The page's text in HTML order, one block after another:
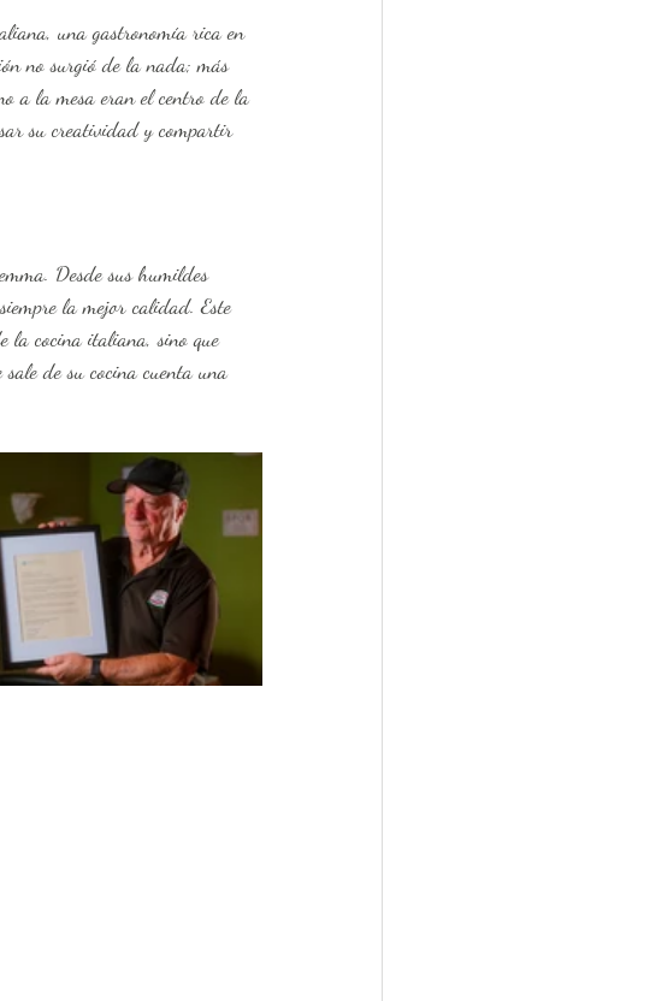
no surgió de la nada; más
a la mesa eran el centro de la
su creatividad y compartir
la mejor calidad. Este
la cocina italiana, sino que
de su cocina cuenta una